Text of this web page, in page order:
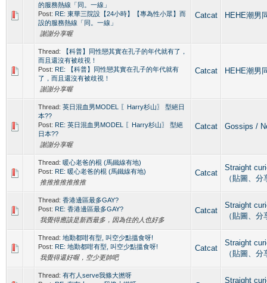
的服務熱線「同。一線」
Post: RE: 東華三院設【24小時】【專為性小眾】而
設的服務熱線「同。一線」
謝謝分享喔
Catcat HEHE潮男
Thread:
【科普】同性戀其實在孔子的年代就有了，
而且還沒有被歧視！
Post: RE: 【科普】同性戀其實在孔子的年代就有
了，而且還沒有被歧視！
謝謝分享喔
Catcat HEHE潮男
Thread: 英日混血男MODEL 〖Harry杉山〗 型絕日
本??
Post: RE: 英日混血男MODEL 〖Harry杉山〗 型絕
日本??
謝謝分享喔
Catcat Gossips /
Thread: 暖心老爸的棍 (馬鐵線有地)
Post: RE: 暖心老爸的棍 (馬鐵線有地)
推推推推推推推
Catcat
Straight
（貼圖、分
Thread: 香港邊區最多GAY?
Post: RE: 香港邊區最多GAY?
我覺得應該是新西最多，因為住的人也好多
Catcat
Straight
（貼圖、分
Thread: 地勤都咁有型, 叫空少點搵食呀!
Post: RE: 地勤都咁有型, 叫空少點搵食呀!
我覺得還好喔，空少更帥吧
Catcat
Straight
（貼圖、分
Thread: 有冇人serve我條大撚呀
Straight